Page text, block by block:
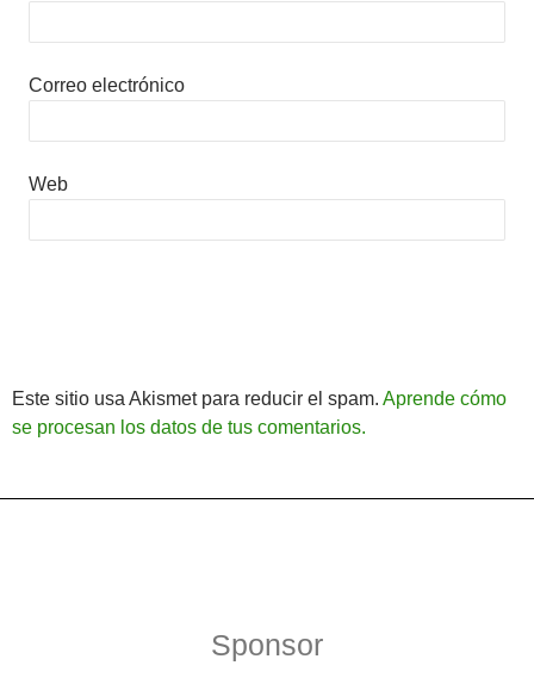
Correo electrónico
Web
Este sitio usa Akismet para reducir el spam. Aprende cómo
se procesan los datos de tus comentarios.
Sponsor